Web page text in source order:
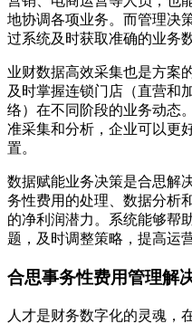
地协调各项业务。而管理决
过系统及时获取准确的业务
业财数据高效采集也是方案
及时掌握连锁门店（直营和
络）在不同阶段的业务动态
准采集和分析，企业可以更
置。
数据赋能业务决策是合思解
务性费用的处理、数据分析
的净利润潜力。系统能够帮
题，及时调整策略，提高运
合思事务性费用管理解
人才是财务数字化的灵魂，